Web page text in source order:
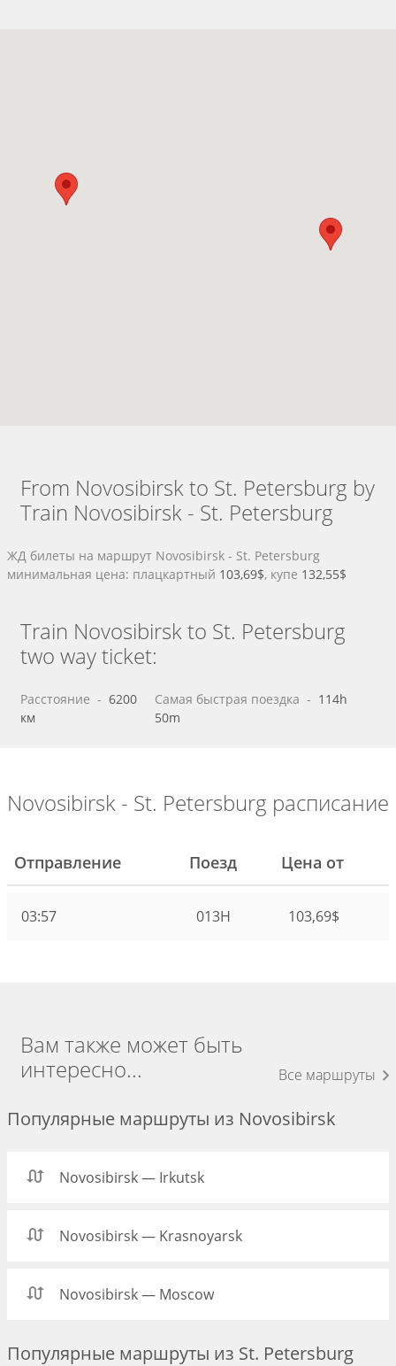
From Novosibirsk to St. Petersburg by
Train Novosibirsk - St. Petersburg
ЖД билеты на маршрут Novosibirsk - St. Petersburg
минимальная цена: плацкартный 103,69$, купе 132,55$
Train Novosibirsk to St. Petersburg
two way ticket:
Расстояние - 6200
км
Самая быстрая поездка - 114h
50m
Novosibirsk - St. Petersburg расписание
Отправление Поезд Цена от
03:57 013Н 103,69$
Вам также может быть
интересно...
Все маршруты
Популярные маршруты из Novosibirsk
Novosibirsk — Irkutsk
Novosibirsk — Krasnoyarsk
Novosibirsk — Moscow
Популярные маршруты из St. Petersburg